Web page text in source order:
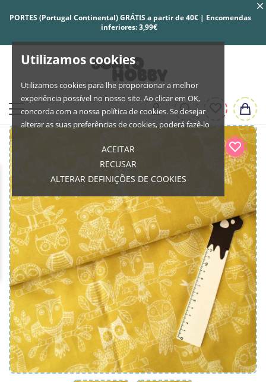
Utilizamos cookies
Utilizamos cookies para lhe proporcionar a melhor
experiência possível no nosso site. Ao clicar em OK,
concorda com a nossa política de cookies. Se desejar
alterar as suas preferências de cookies, poderá fazê-lo
ACEITAR
RECUSAR
ALTERAR DEFINIÇÕES DE COOKIES
PORTES (Portugal Continental) GRÁTIS a partir de 40€ | Encomendas
inferiores: 3,99€